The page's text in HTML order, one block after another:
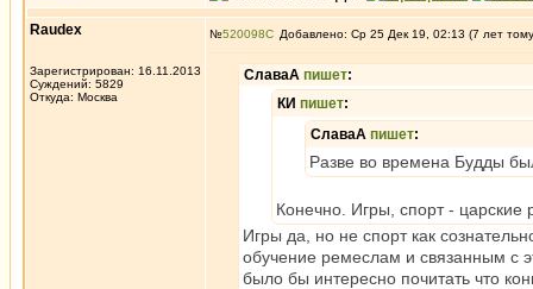
Raudex
Зарегистрирован: 16.11.2013
Суждений: 5829
Откуда: Москва
№520098 Добавлено: Ср 25 Дек 19, 02:13 (7 лет
СлаваА пишет:
КИ пишет:
СлаваА пишет:
Разве во времена Будды
Конечно. Игры, спорт - царские
Игры да, но не спорт как
обучение ремеслам и связанным с
было бы интересно почитать что